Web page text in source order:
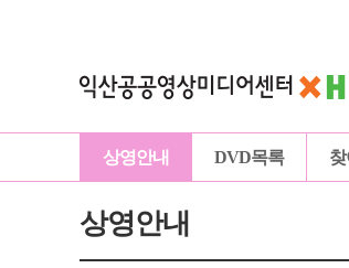
상영안내 DVD목록
상영안내